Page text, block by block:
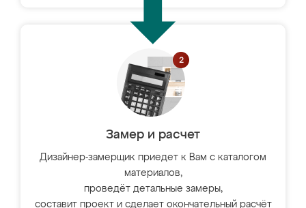
Замер и расчет
Дизайнер-замерщик приедет к Вам с каталогом
материалов,
проведёт детальные замеры,
составит проект и сделает окончательный расчёт